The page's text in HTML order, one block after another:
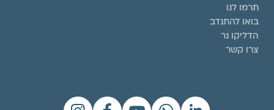
תרמו לנו
בואו להתנדב
הדליקו נר
צרו קשר